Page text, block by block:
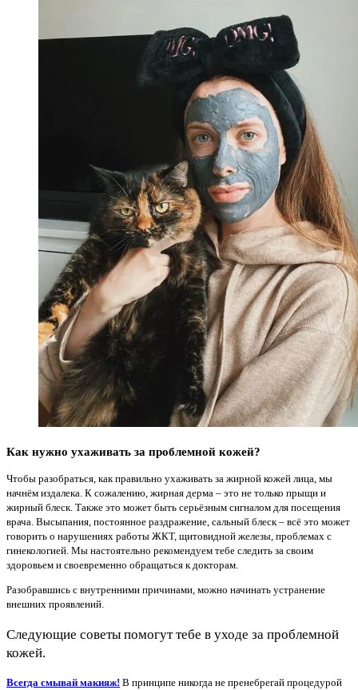
Как нужно ухаживать за проблемной кожей?
Чтобы разобраться, как правильно ухаживать за жирной кожей лица, мы
начнём издалека. К сожалению, жирная дерма – это не только прыщи и
жирный блеск. Также это может быть серьёзным сигналом для посещения
врача. Высыпания, постоянное раздражение, сальный блеск – всё это может
говорить о нарушениях работы ЖКТ, щитовидной железы, проблемах с
гинекологией. Мы настоятельно рекомендуем тебе следить за своим
здоровьем и своевременно обращаться к докторам.
Разобравшись с внутренними причинами, можно начинать устранение
внешних проявлений.
Следующие советы помогут тебе в уходе за проблемной
кожей.
Всегда смывай макияж! В принципе никогда не пренебрегай процедурой